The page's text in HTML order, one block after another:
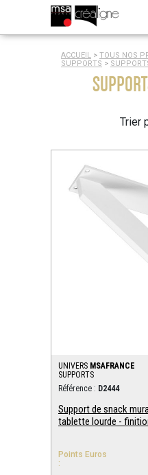
ACCUEIL > TOUS NOS
SUPPORTS >
Trier
UNIVERS MSAFRANCE
SUPPORTS
Référence : D2444
Support de snack
tablette lourde -
Points Euros
: